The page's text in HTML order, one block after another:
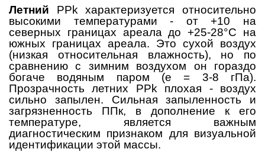
Летний PPk
характеризуется относительно
высокими температурами - от +10 на
северных границах ареала до +25-28°C на
южных границах ареала. Это сухой воздух
(низкая относительная влажность), но по
сравнению с зимним воздухом он гораздо
богаче водяным паром (e = 3-8 гПа).
Прозрачность летних PPkплохая - воздух
сильно запылен. Сильная запыленность и
загрязненность ППк, в дополнение к его
температуре, является важным
диагностическим признаком для визуальной
идентификации этой массы.